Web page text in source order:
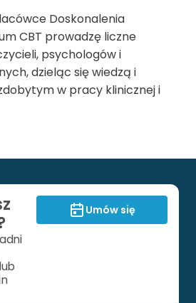
Doskonalenia
CBT prowadzę liczne
psychologów i
dzieląc się wiedzą i
w pracy klinicznej i
Umów się